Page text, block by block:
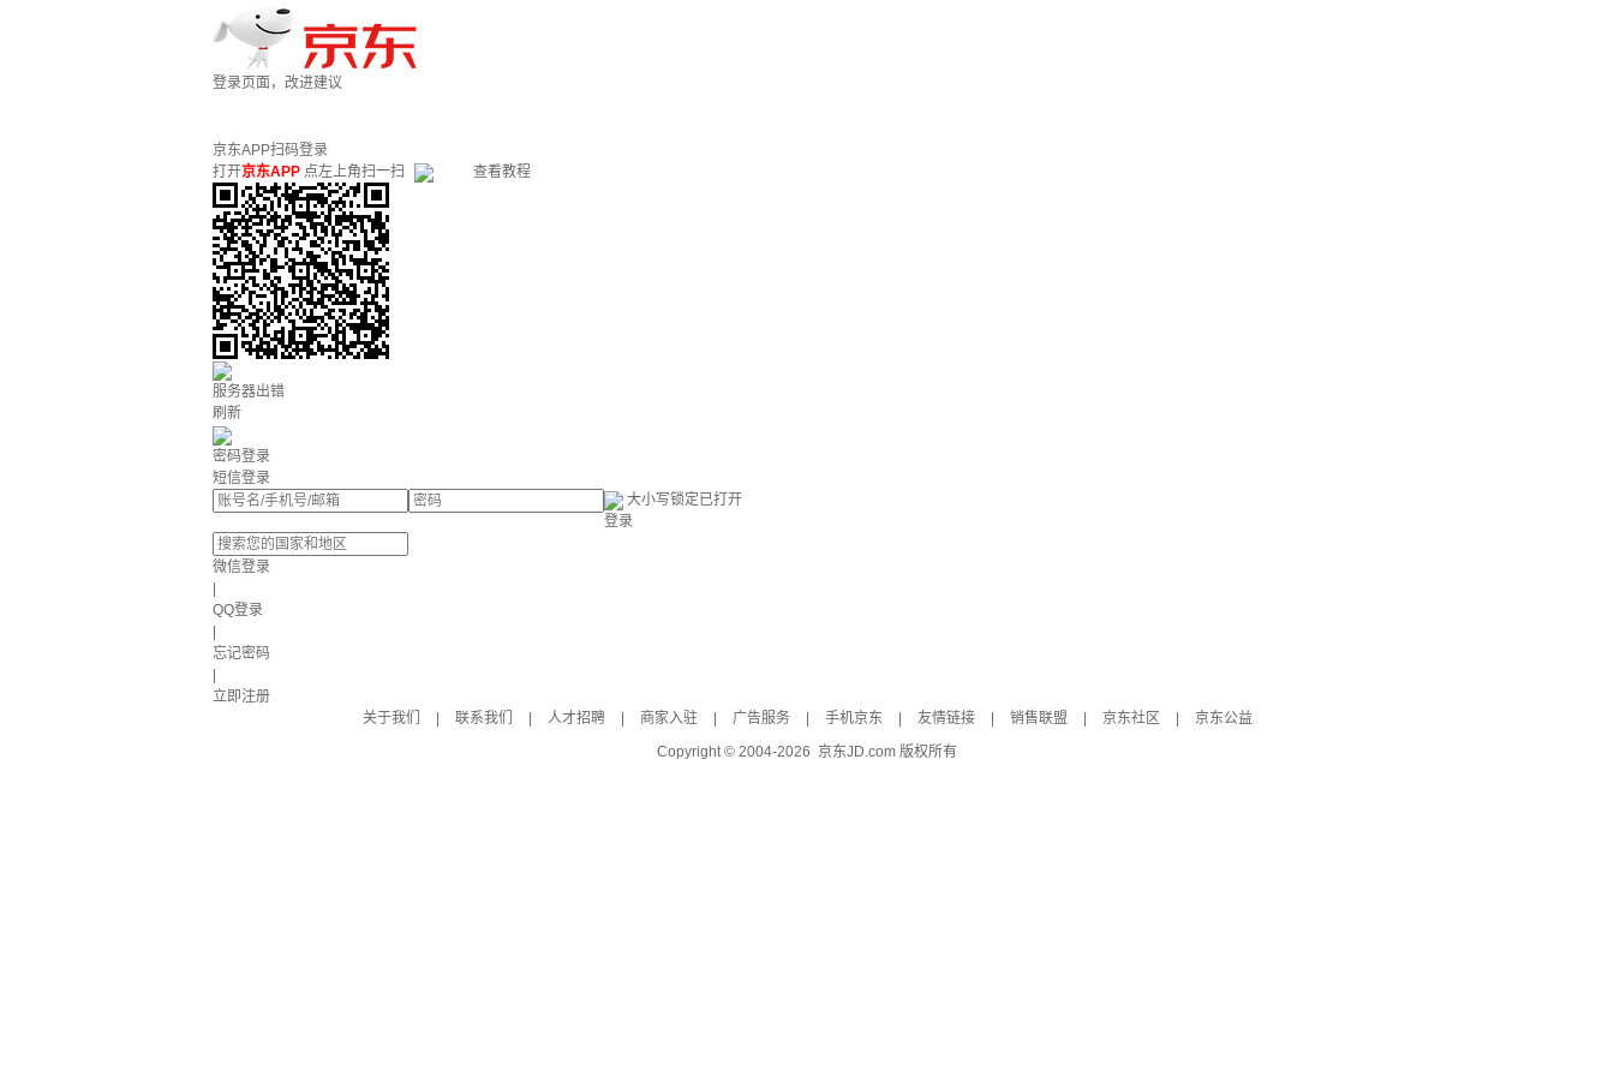
登录页面，改进建议
京东APP扫码登录
打开京东APP 点左上角扫一扫 查看教程
服务器出错
刷新
密码登录
短信登录
大小写锁定已打开
登录
微信登录
QQ登录
忘记密码
立即注册
关于我们
联系我们 人才招聘 商家入驻 广告服务 手机京东 友情链接 销售联盟 京东社区
京东公益
Copyright © 2004-2026 京东JD.com 版权所有